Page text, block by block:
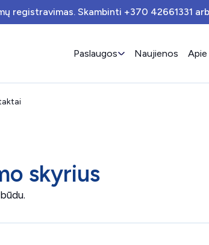
registravimas. Skambinti +370 42661331
Paslaugos Naujienos
skyrius